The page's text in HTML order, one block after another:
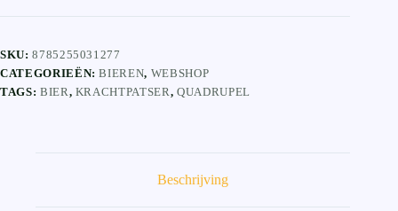
SKU:8785255031277
CATEGORIEËN:BIEREN, WEBSHOP
TAGS: BIER, KRACHTPATSER, QUADRUPEL
Beschrijving